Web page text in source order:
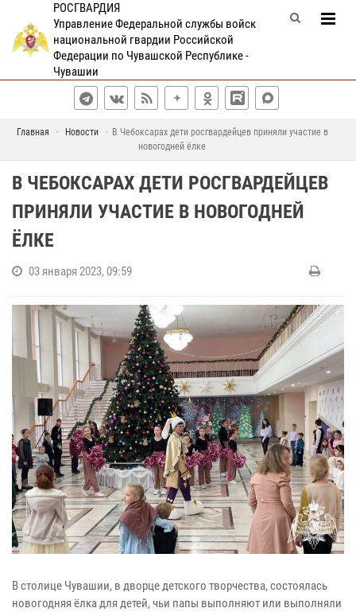
РОСГВАРДИЯ
Управление Федеральной службы войск
национальной гвардии Российской
Федерации по Чувашской Республике -
Чувашии
Главная Новости
В Чебоксарах дети росгвардейцев приняли участие в
новогодней ёлке
В ЧЕБОКСАРАХ ДЕТИ РОСГВАРДЕЙЦЕВ
ПРИНЯЛИ УЧАСТИЕ В НОВОГОДНЕЙ
ЁЛКЕ
03 января 2023, 09:59
В столице Чувашии, в дворце детского творчества, состоялась
новогодняя ёлка для детей, чьи папы выполняют или выполняли